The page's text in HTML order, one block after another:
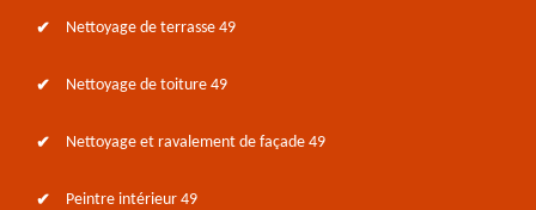
Nettoyage de terrasse 49
Nettoyage de toiture 49
Nettoyage et ravalement de façade 49
Peintre intérieur 49